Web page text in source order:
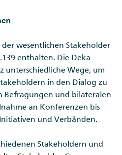
der wesentlichen Stakeholder
enthalten. Die Deka-
unterschiedliche Wege, um
in den Dialog zu
Befragungen und bilateralen
an Konferenzen bis
und Verbänden.
Stakeholdern und